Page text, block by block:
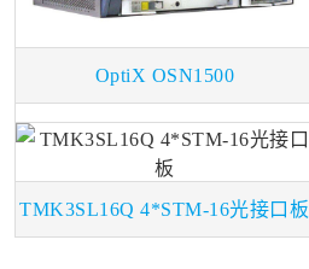
OptiX OSN1500
TMK3SL16Q 4*STM-16光接口板